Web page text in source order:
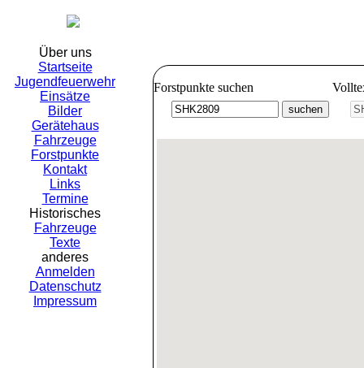
Über uns
Startseite
Jugendfeuerwehr
Einsätze
Bilder
Gerätehaus
Fahrzeuge
Forstpunkte
Kontakt
Links
Termine
Historisches
Fahrzeuge
Texte
anderes
Anmelden
Datenschutz
Impressum
Forstpunkte suchen